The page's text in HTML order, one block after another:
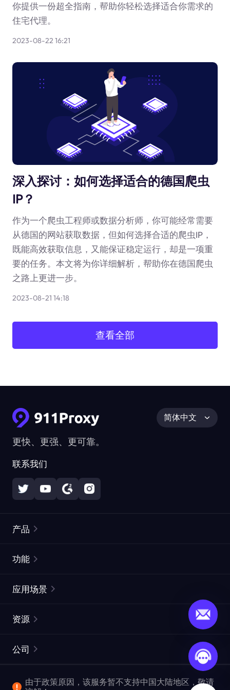
你提供一份超全指南，帮助你轻松选择适合你需求的
住宅代理。
2023-08-22 16:21
深入探讨：如何选择适合的德国爬虫
IP？
作为一个爬虫工程师或数据分析师，你可能经常需要
从德国的网站获取数据，但如何选择合适的爬虫IP，
既能高效获取信息，又能保证稳定运行，却是一项重
要的任务。本文将为你详细解析，帮助你在德国爬虫
之路上更进一步。
2023-08-21 14:18
查看全部
更快、更强、更可靠。
联系我们
简体中文
产品
静态住宅代理
网页抓取 API
视频下载 API
功能
ISP代理
ProxySite
应用场景
市场研究
爬行和索引
资源
常见问题解答
公司
由于政策原因，该服务暂不支持中国大陆地区，敬请